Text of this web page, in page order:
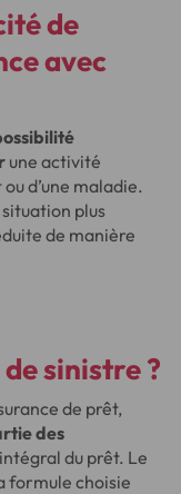
de
avec
une activité
d’une maladie.
plus
de manière
sinistre ?
de prêt,
des
du prêt. Le
formule choisie